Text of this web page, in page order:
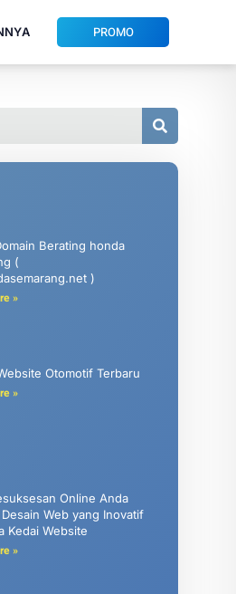
PROMO
Berating honda
(
)
»
Otomotif Terbaru
»
Online Anda
Web yang Inovatif
Kedai Website
»